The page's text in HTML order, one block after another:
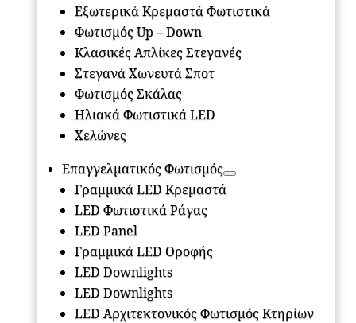
Εξωτερικά Κρεμαστά Φωτιστικά
Φωτισμός Up – Down
Κλασικές Απλίκες Στεγανές
Στεγανά Χωνευτά Σποτ
Φωτισμός Σκάλας
Ηλιακά Φωτιστικά LED
Χελώνες
Επαγγελματικός Φωτισμός
Γραμμικά LED Κρεμαστά
LED Φωτιστικά Ράγας
LED Panel
Γραμμικά LED Οροφής
LED Downlights
LED Downlights
LED Αρχιτεκτονικός Φωτισμός Κτηρίων